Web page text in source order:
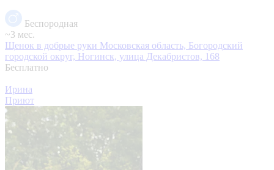
Беспородная
~3 мес.
Щенок в добрые руки Московская область, Богородский
городской округ, Ногинск, улица Декабристов, 168
Бесплатно
Ирина
Приют